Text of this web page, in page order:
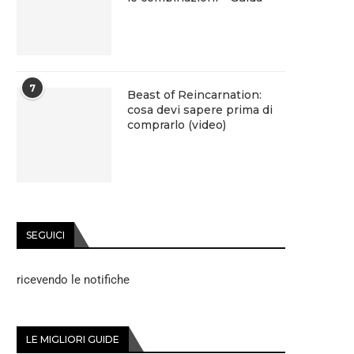
7
Beast of Reincarnation:
cosa devi sapere prima di
comprarlo (video)
SEGUICI
ricevendo le notifiche
LE MIGLIORI GUIDE